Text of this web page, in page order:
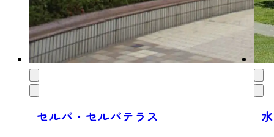
セルバ・セルバテラス